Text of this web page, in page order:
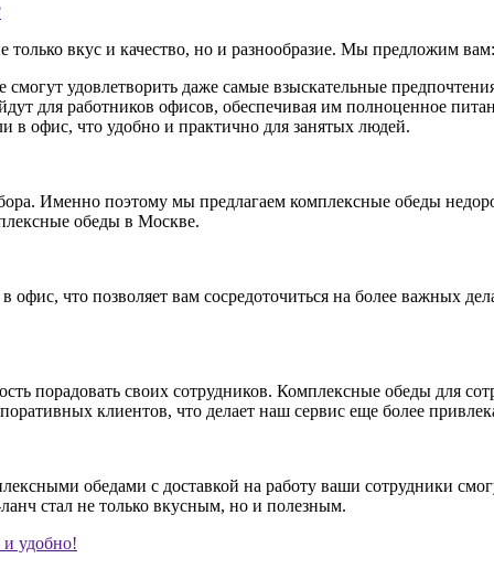
вкус и качество, но и разнообразие. Мы предложим вам:
удовлетворить даже самые взыскательные
для работников офисов, обеспечивая им полноценное
в офис, что удобно и практично для занятых людей.
Именно поэтому мы предлагаем комплексные обеды
обеды в Москве.
что позволяет вам сосредоточиться на более важных
порадовать своих сотрудников. Комплексные обеды для
клиентов, что делает наш сервис еще более
обедами с доставкой на работу ваши сотрудники
стал не только вкусным, но и полезным.
и удобно!